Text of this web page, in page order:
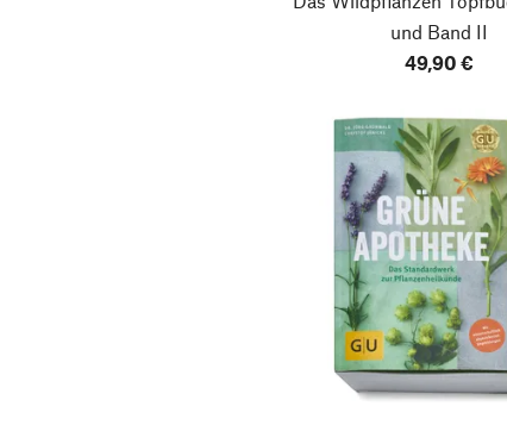
und Band II
49,90 €